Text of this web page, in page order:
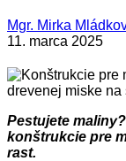
Mgr. Mirka
11. marca 2025
Pestujete
konštrukcie pre
rast.